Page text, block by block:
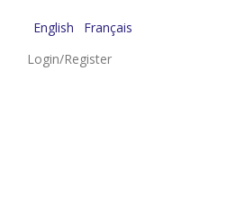
English
Français
Login/Register